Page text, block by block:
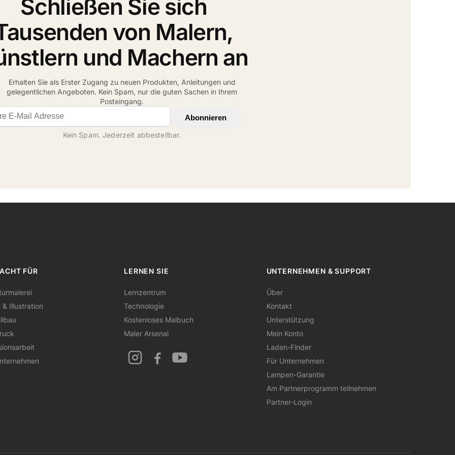
Schließen Sie sich
von Malern,
und Machern an
Erhalten Sie als Erster Zugang zu neuen Produkten, Anleitungen und
gelegentlichen Angeboten. Kein Spam, nur die guten Sachen in Ihrem
Posteingang.
address
Abonnieren
Kein Spam. Jederzeit abbestellbar.
FÜR
& Illustration
LERNEN SIE
Lernzentrum
Technologie
Kostenloses Malbuch
Maler Arsenal
UNTERNEHMEN & SUPPORT
Über
Kontakt
Unterstützung
Mein Konto
Laden-Finder
Für Unternehmen
Lampen-Garantie
Am Partnerprogramm teilnehmen
Partner-Login